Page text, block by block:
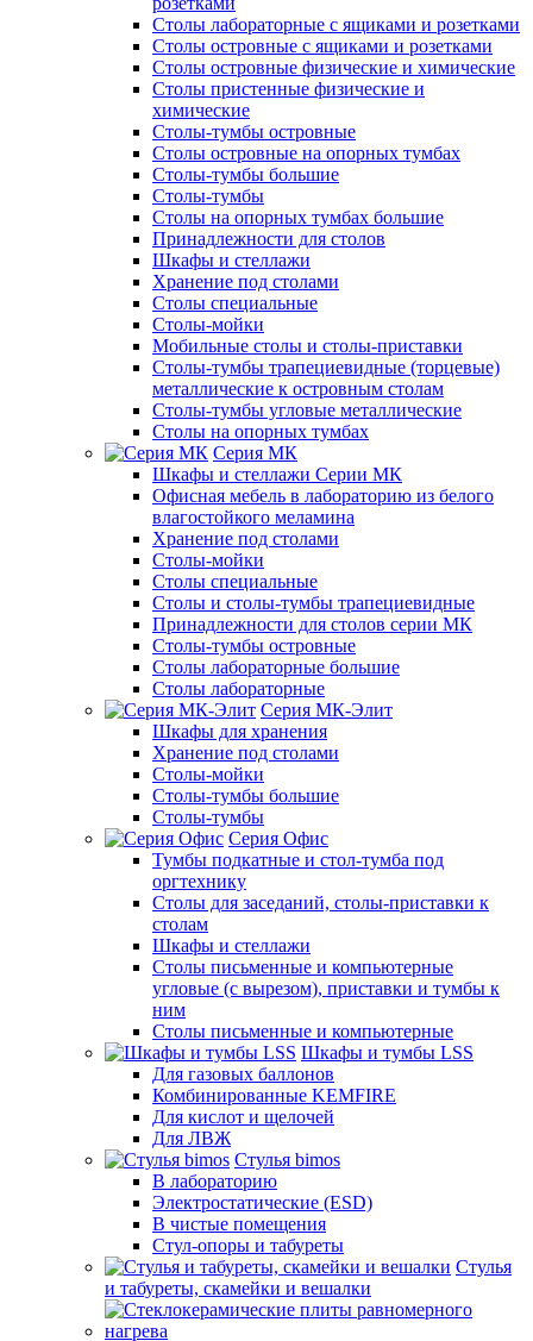
Столы лабораторные с ящиками и розетками
Столы островные с ящиками и розетками
Столы островные физические и химические
Столы пристенные физические и
химические
Столы-тумбы островные
Столы островные на опорных тумбах
Столы-тумбы большие
Столы-тумбы
Столы на опорных тумбах большие
Принадлежности для столов
Шкафы и стеллажи
Хранение под столами
Столы специальные
Столы-мойки
Мобильные столы и столы-приставки
Столы-тумбы трапециевидные (торцевые)
металлические к островным столам
Столы-тумбы угловые металлические
Столы на опорных тумбах
Серия МК
Шкафы и стеллажи Серии МК
Офисная мебель в лабораторию из белого
влагостойкого меламина
Хранение под столами
Столы-мойки
Столы специальные
Столы и столы-тумбы трапециевидные
Принадлежности для столов серии МК
Столы-тумбы островные
Столы лабораторные большие
Столы лабораторные
Серия МК-Элит
Шкафы для хранения
Хранение под столами
Столы-мойки
Столы-тумбы большие
Столы-тумбы
Серия Офис
Тумбы подкатные и стол-тумба под
оргтехнику
Столы для заседаний, столы-приставки к
столам
Шкафы и стеллажи
Столы письменные и компьютерные
угловые (с вырезом), приставки и тумбы к
ним
Столы письменные и компьютерные
Шкафы и тумбы LSS
Для газовых баллонов
Комбинированные KEMFIRE
Для кислот и щелочей
Для ЛВЖ
Стулья bimos
В лабораторию
Электростатические (ESD)
В чистые помещения
Стул-опоры и табуреты
Стулья
и табуреты, скамейки и вешалки